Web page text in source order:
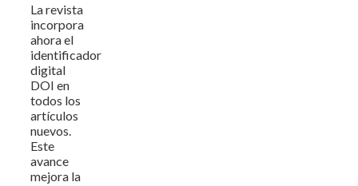
La revista
incorpora
ahora el
identificador
digital
DOI en
todos los
artículos
nuevos.
Este
avance
mejora la